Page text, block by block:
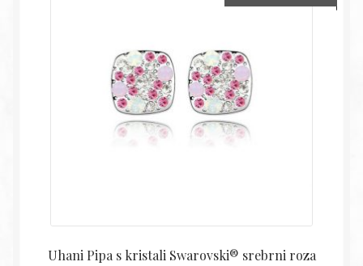
Uhani Pipa s kristali Swarovski® srebrni roza
cena
cena